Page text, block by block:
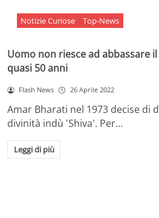
Notizie Curiose Top-News
Uomo non riesce ad abbassare
quasi 50 anni
Flash News 26 Aprile 2022
Amar Bharati nel 1973 decise di
divinità indù 'Shiva'. Per…
Leggi di più